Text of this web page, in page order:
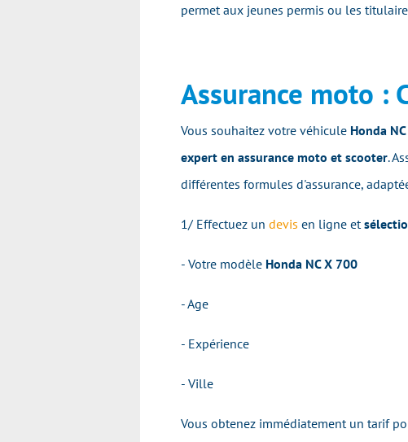
permet aux jeunes permis ou les
Assurance moto :
Vous souhaitez votre véhicule Honda
expert en assurance moto et scooter.
différentes formules d'assurance,
1/ Effectuez un devis en ligne et
- Votre modèle Honda NC X 700
- Age
- Expérience
- Ville
Vous obtenez immédiatement un tarif